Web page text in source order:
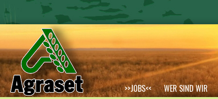
>>JOBS<<
WER SIND WIR